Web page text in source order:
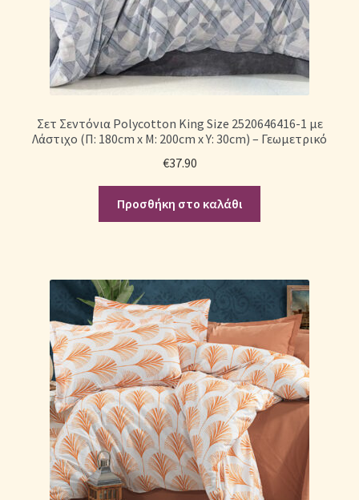
Σετ Σεντόνια Polycotton King Size 2520646416-1 με
Λάστιχο (Π: 180cm x Μ: 200cm x Υ: 30cm) – Γεωμετρικό
€37.90
Προσθήκη στο καλάθι